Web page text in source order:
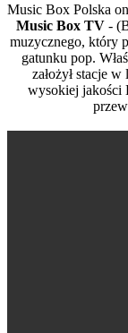
Music Box Polska
Music Box TV-
muzycznego, który
gatunku pop.
założył stacje
wysokiej jakości